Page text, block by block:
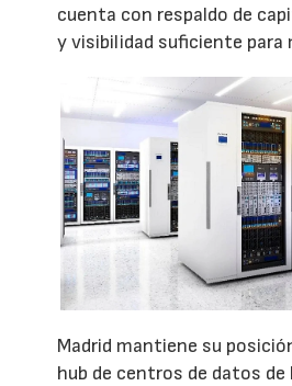
cuenta con respaldo de
y visibilidad suficiente para
Madrid mantiene su
hub de centros de datos de